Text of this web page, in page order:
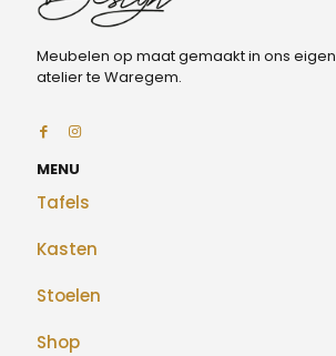
Meubelen op maat gemaakt in ons eigen
atelier te Waregem.
MENU
Tafels
Kasten
Stoelen
Shop